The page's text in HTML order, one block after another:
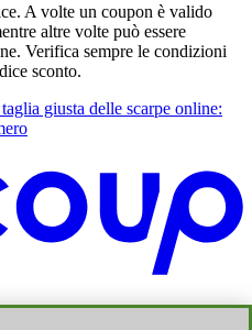
A volte un coupon è valido
altre volte può essere
Verifica sempre le condizioni
sconto.
giusta delle scarpe online: